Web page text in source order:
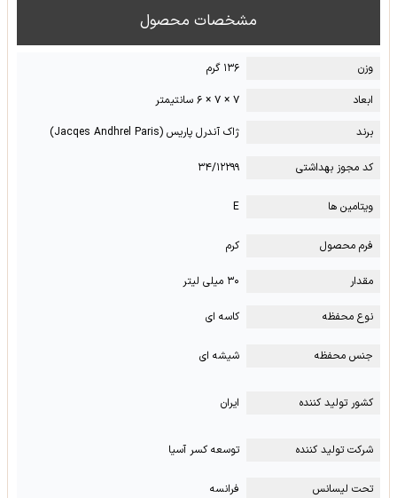
مشخصات محصول
وزن
۱۳۶ گرم
ابعاد
۷ × ۷ × ۶ سانتیمتر
برند
ژاک آندرل پاریس (Jacqes Andhrel Paris)
کد مجوز بهداشتی ۳۴/۱۲۲۹۹
ویتامین ها E
فرم محصول کرم
مقدار ۳۰ میلی لیتر
نوع محفظه کاسه ای
جنس محفظه شیشه ای
کشور تولید کننده ایران
شرکت تولید کننده توسعه کسر آسیا
تحت لیسانس فرانسه